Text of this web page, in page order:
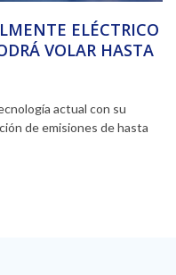
ELÉCTRICO
VOLAR HASTA
actual con su
de emisiones de hasta